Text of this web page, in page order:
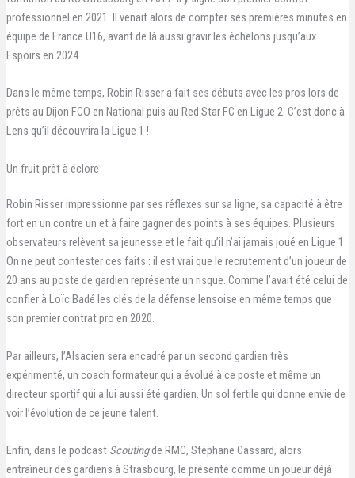
professionnel en 2021. Il venait alors de compter ses premières minutes en
équipe de France U16, avant de là aussi gravir les échelons jusqu’aux
Espoirs en 2024.
Dans le même temps, Robin Risser a fait ses débuts avec les pros lors de
prêts au Dijon FCO en National puis au Red Star FC en Ligue 2. C’est donc à
Lens qu’il découvrira la Ligue 1 !
Un fruit prêt à éclore
Robin Risser impressionne par ses réflexes sur sa ligne, sa capacité à être
fort en un contre un et à faire gagner des points à ses équipes. Plusieurs
observateurs relèvent sa jeunesse et le fait qu’il n’ai jamais joué en Ligue 1.
On ne peut contester ces faits : il est vrai que le recrutement d’un joueur de
20 ans au poste de gardien représente un risque. Comme l’avait été celui de
confier à Loïc Badé les clés de la défense lensoise en même temps que
son premier contrat pro en 2020.
Par ailleurs, l’Alsacien sera encadré par un second gardien très
expérimenté, un coach formateur qui a évolué à ce poste et même un
directeur sportif qui a lui aussi été gardien. Un sol fertile qui donne envie de
voir l’évolution de ce jeune talent.
Enfin, dans le podcast Scoutingde RMC, Stéphane Cassard, alors
entraîneur des gardiens à Strasbourg, le présente comme un joueur déjà